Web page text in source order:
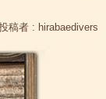
稿者 : hirabaedivers